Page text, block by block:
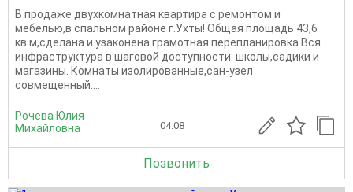
В продаже двухкомнатная квартира с ремонтом и
мебелью,в спальном районе г.Ухты! Общая площадь 43,6
кв.м,сделана и узаконена грамотная перепланировка Вся
инфраструктура в шаговой доступности: школы,садики и
магазины. Комнаты изолированные,сан-узел
совмещенный....
Рочева Юлия
Михайловна
04.08
Позвонить